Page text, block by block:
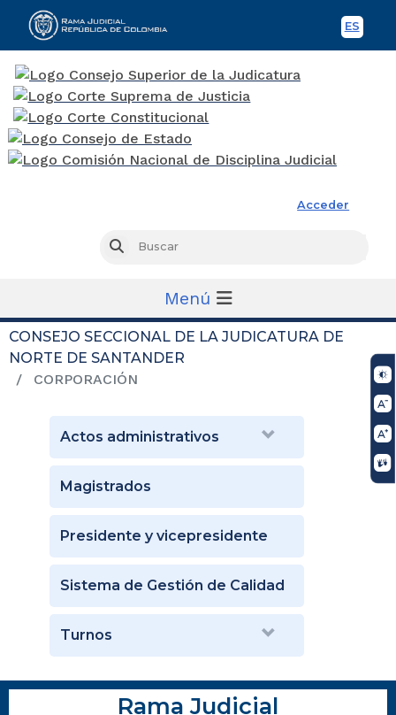
ES
Acceder
Buscar
Menú
CONSEJO SECCIONAL DE LA JUDICATURA DE
NORTE DE SANTANDER
CORPORACIÓN
Actos administrativos
Magistrados
Presidente y vicepresidente
Sistema de Gestión de Calidad
Turnos
Rama Judicial